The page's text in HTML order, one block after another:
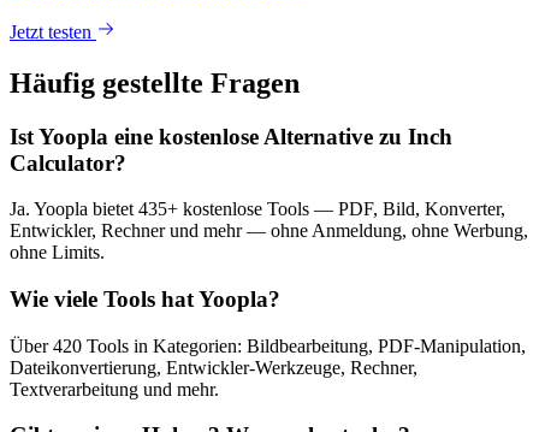
Jetzt testen
Häufig gestellte Fragen
Ist Yoopla eine kostenlose Alternative zu Inch
Calculator?
Ja. Yoopla bietet 435+ kostenlose Tools — PDF, Bild, Konverter,
Entwickler, Rechner und mehr — ohne Anmeldung, ohne Werbung,
ohne Limits.
Wie viele Tools hat Yoopla?
Über 420 Tools in Kategorien: Bildbearbeitung, PDF-Manipulation,
Dateikonvertierung, Entwickler-Werkzeuge, Rechner,
Textverarbeitung und mehr.